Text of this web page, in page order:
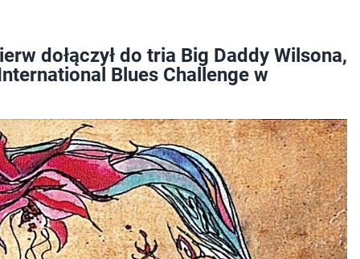
dołączył do tria Big Daddy Wilsona,
Blues Challenge w